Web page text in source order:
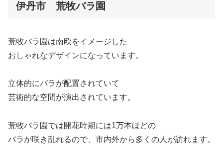
伊丹市 荒牧バラ園
荒牧バラ園は南欧をイメージした
おしゃれなデザインになっています。
立体的にバラが配置されていて
芸術的な空間が演出されています。
荒牧バラ園では開花時期には1万本ほどの
バラが咲き乱れるので、市内外から多くの人が訪れます。